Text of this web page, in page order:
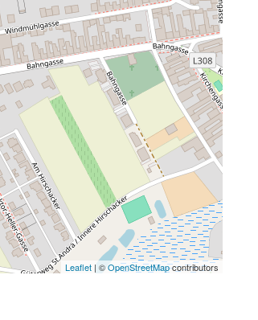
Leaflet | ©OpenStreetMapcontributors